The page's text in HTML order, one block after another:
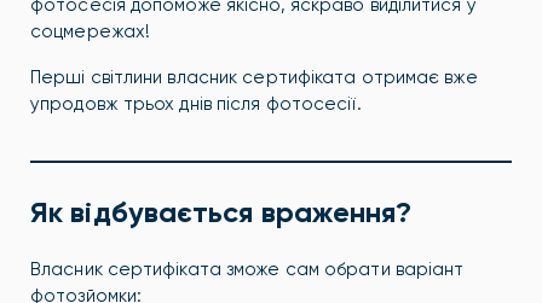
фотосесія допоможе якісно, яскраво виділитися у
соцмережах!
Перші світлини власник сертифіката отримає вже
упродовж трьох днів після фотосесії.
Як відбувається враження?
Власник сертифіката зможе сам обрати варіант
фотозйомки: